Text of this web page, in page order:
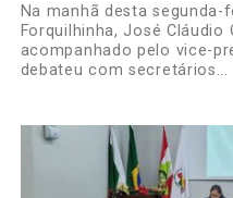
Na manhã desta
Forquilhinha, José Cláudio
acompanhado pelo vice-
debateu com secretários...